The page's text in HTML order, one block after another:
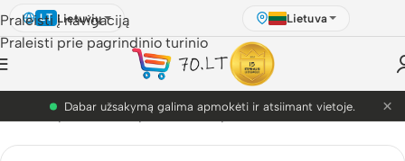
Praleisti į navigaciją
Praleisti prie pagrindinio turinio
LT Lietuvių Lietuva
PETG akcija! Dabar nuo 9.99€. ×
3D Spausdinimo plastikai/ 3D plastikai/PLA/PLA Silk